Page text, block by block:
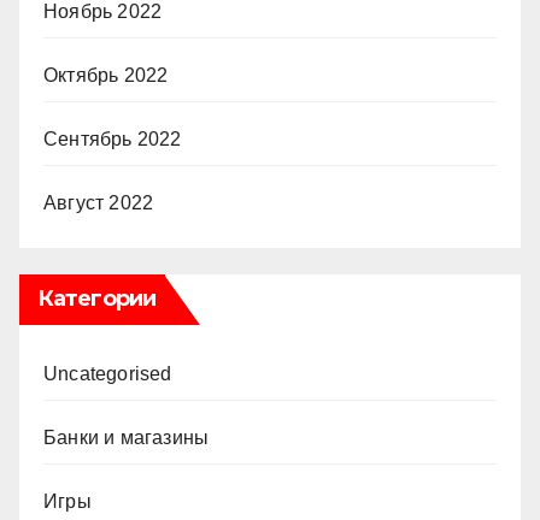
Ноябрь 2022
Октябрь 2022
Сентябрь 2022
Август 2022
Категории
Uncategorised
Банки и магазины
Игры